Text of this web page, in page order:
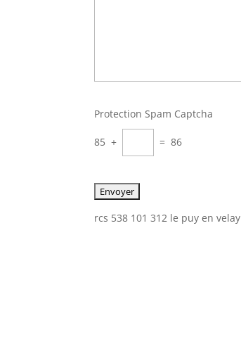
Protection Spam Captcha
85 + = 86
rcs 538 101 312 le puy en velay